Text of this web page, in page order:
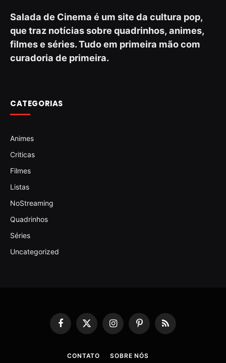
Salada de Cinema é um site da cultura pop,
que traz notícias sobre quadrinhos, animes,
filmes e séries. Tudo em primeira mão com
curadoria de primeira.
CATEGORIAS
Animes
Criticas
Filmes
Listas
NoStreaming
Quadrinhos
Séries
Uncategorized
Facebook
X
InstagramPinterestRSS
CONTATO SOBRE NÓS